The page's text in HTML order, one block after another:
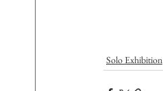
Solo Exhibition